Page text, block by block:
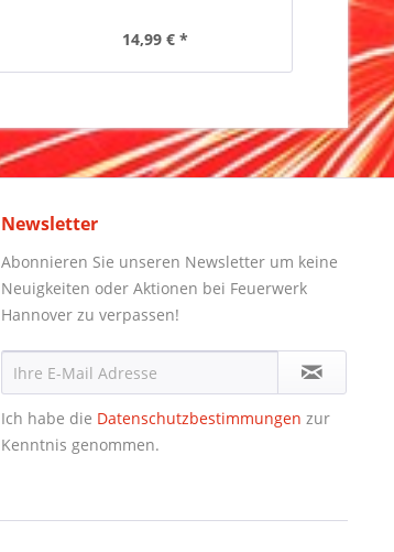
14,99 € *
Newsletter
Abonnieren Sie unseren Newsletter um keine
Neuigkeiten oder Aktionen bei Feuerwerk
Hannover zu verpassen!
Ich habe die Datenschutzbestimmungen zur
Kenntnis genommen.